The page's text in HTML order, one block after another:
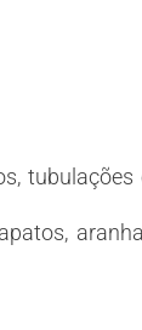
tubulações